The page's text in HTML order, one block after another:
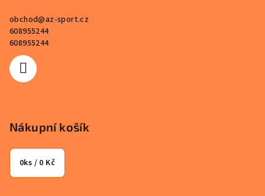
obchod@az-sport.cz
608955244
608955244
Nákupní košík
0ks / 0 Kč